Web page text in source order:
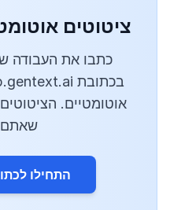
ציטוטים
אוטומטיים.
שאתם
התחילו